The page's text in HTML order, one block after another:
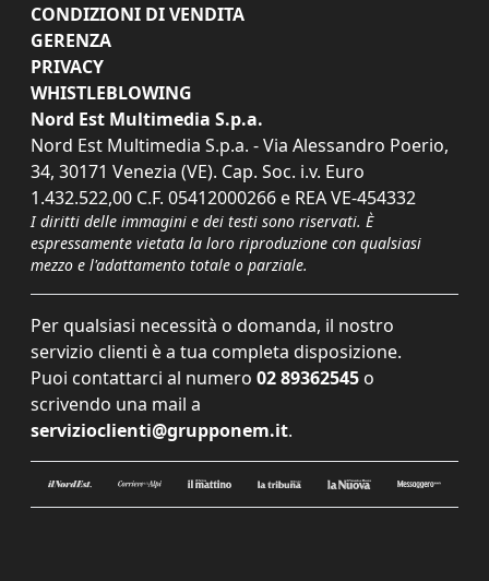
CONDIZIONI DI VENDITA
GERENZA
PRIVACY
WHISTLEBLOWING
Nord Est Multimedia S.p.a.
Nord Est Multimedia S.p.a. - Via Alessandro Poerio,
34, 30171 Venezia (VE). Cap. Soc. i.v. Euro
1.432.522,00 C.F. 05412000266 e REA VE-454332
I diritti delle immagini e dei testi sono riservati. È
espressamente vietata la loro riproduzione con qualsiasi
mezzo e l'adattamento totale o parziale.
Per qualsiasi necessità o domanda, il nostro
servizio clienti è a tua completa disposizione.
Puoi contattarci al numero 02 89362545 o
scrivendo una mail a
servizioclienti@grupponem.it.